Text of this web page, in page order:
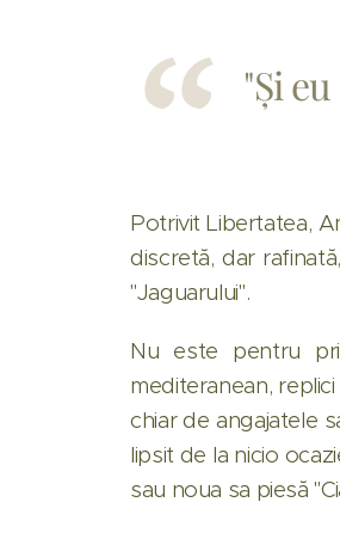
"Și
Potrivit Libertatea,
discretă, dar
"Jaguarului".
Nu este pentru
mediteranean,
chiar de angajatele
lipsit de la nicio
sau noua sa piesă